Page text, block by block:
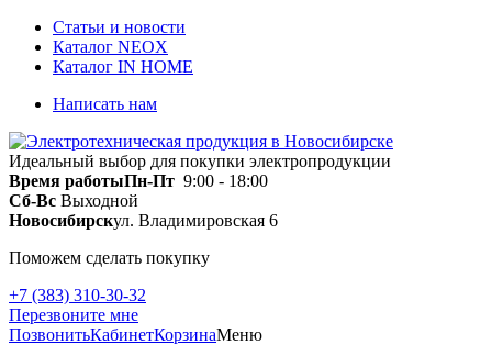
Статьи и новости
Каталог NEOX
Каталог IN HOME
Написать нам
Идеальный выбор для покупки электропродукции
Время работыПн-Пт 9:00 - 18:00
Сб-Вс Выходной
Новосибирскул. Владимировская 6
Поможем сделать покупку
+7 (383) 310-30-32
Перезвоните мне
ПозвонитьКабинетКорзинаМеню